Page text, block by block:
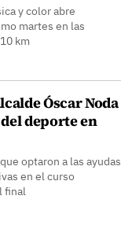
y color abre
martes en las
km
Óscar Noda
deporte en
optaron a las ayudas
en el curso
final